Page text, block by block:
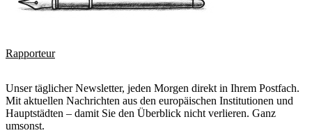
Rapporteur
Unser täglicher Newsletter, jeden Morgen direkt in Ihrem Postfach.
Mit aktuellen Nachrichten aus den europäischen Institutionen und
Hauptstädten – damit Sie den Überblick nicht verlieren. Ganz
umsonst.